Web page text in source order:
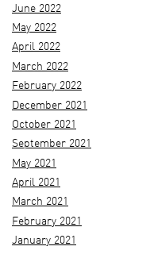
June 2022
May 2022
April 2022
March 2022
February 2022
December 2021
October 2021
September 2021
May 2021
April 2021
March 2021
February 2021
January 2021